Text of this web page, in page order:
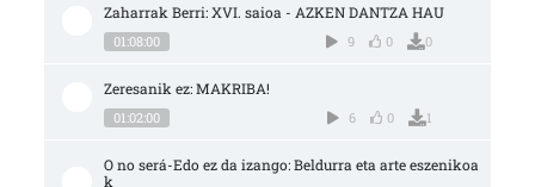
Zaharrak Berri: XVI. saioa - AZKEN DANTZA HAU
01:08:00 9 0 0
Zeresanik ez: MAKRIBA!
01:02:00 6 0 1
O no será-Edo ez da izango: Beldurra eta arte eszenikoa
k